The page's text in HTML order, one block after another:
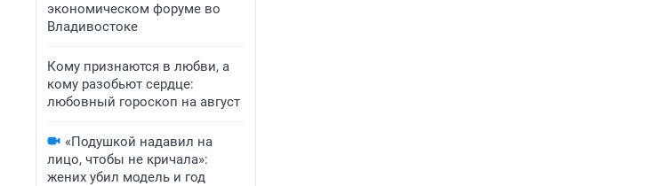
экономическом форуме во
Владивостоке
Кому признаются в любви, а
кому разобьют сердце:
любовный гороскоп на август
«Подушкой надавил на
лицо, чтобы не кричала»:
жених убил модель и год